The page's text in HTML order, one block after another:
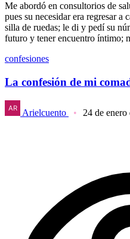
Me abordó en consultorios de
pues su necesidar era regresar a
silla de ruedas; le di y pedí su
futuro y tener encuentro íntimo;
confesiones
La confesión de mi
Arielcuento 24 de enero